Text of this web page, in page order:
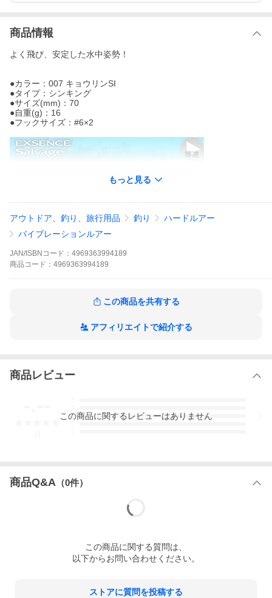
商品情報
よく飛び、安定した水中姿勢！
●カラー：007 キョウリンSI
●タイプ：シンキング
●サイズ(mm)：70
●自重(g)：16
●フックサイズ：#6×2
視聴ページへ(外部サイト)
もっと見る
アウトドア、釣り、旅行用品 釣り
ハードルアー
バイブレーションルアー
JAN/ISBNコード： 4969363994189
商品 コード： 4969363994189
この商品を共有する
アフィリエイトで紹介する
商品レビュー
3
この商品に関するレビューはありません
商品Q&A （0件）
この商品に関する質問は、
以下からお問い合わせください。
ストアに質問を投稿する